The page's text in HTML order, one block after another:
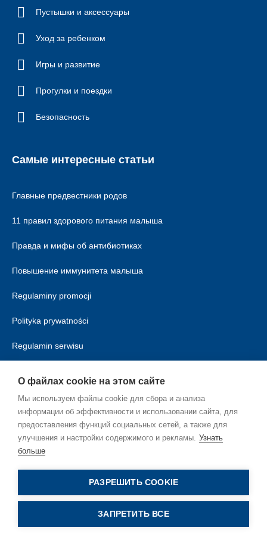
обработке (право на переносимость данных).
вы можете подать жалобу в надзорный орган (в Польше: UODO, Stawki 2,
Вопросы и обращения
Если у вас возникнут вопросы о защите персональных данных и связанных с
iod@canpolbabies.com;
Пустышки и аксессуары
Уход за ребенком
Игры и развитие
Прогулки и поездки
Безопасность
Самые интересные статьи
Главные предвестники родов
11 правил здорового питания малыша
Правда и мифы об антибиотиках
Повышение иммунитета малыша
Regulaminy promocji
Polityka prywatności
Regulamin serwisu
О файлах cookie на этом сайте
Мы используем файлы cookie для сбора и анализа
информации об эффективности и использовании сайта, для
предоставления функций социальных сетей, а также для
улучшения и настройки содержимого и рекламы. Узнать
больше
РАЗРЕШИТЬ COOKIE
ЗАПРЕТИТЬ ВСЕ